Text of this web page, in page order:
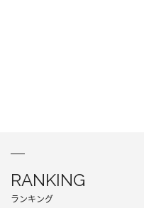
RANKING
ランキング